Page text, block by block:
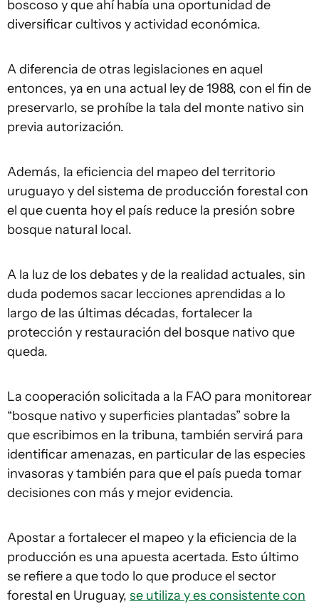
boscoso y que ahí había una oportunidad de
diversificar cultivos y actividad económica.
A diferencia de otras legislaciones en aquel
entonces, ya en una actual ley de 1988, con el fin de
preservarlo, se prohíbe la tala del monte nativo sin
previa autorización.
Además, la eficiencia del mapeo del territorio
uruguayo y del sistema de producción forestal con
el que cuenta hoy el país reduce la presión sobre
bosque natural local.
A la luz de los debates y de la realidad actuales, sin
duda podemos sacar lecciones aprendidas a lo
largo de las últimas décadas, fortalecer la
protección y restauración del bosque nativo que
queda.
La cooperación solicitada a la FAO para monitorear
“bosque nativo y superficies plantadas” sobre la
que escribimos en la tribuna, también servirá para
identificar amenazas, en particular de las especies
invasoras y también para que el país pueda tomar
decisiones con más y mejor evidencia.
Apostar a fortalecer el mapeo y la eficiencia de la
producción es una apuesta acertada. Esto último
se refiere a que todo lo que produce el sector
forestal en Uruguay, se utiliza y es consistente con